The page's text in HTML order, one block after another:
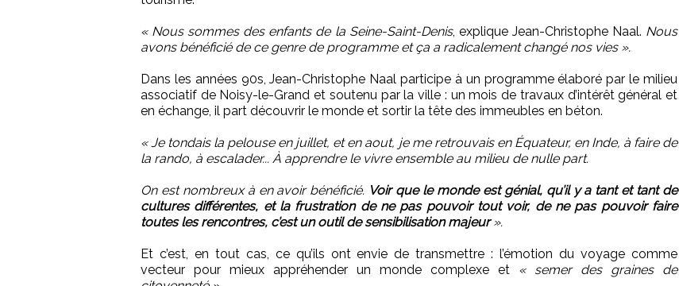
« Nous sommes des enfants de la Seine-Saint-Denis, explique Jean-Christophe Naal. Nous
avons bénéficié de ce genre de programme et ça a radicalement changé nos vies ».
Dans les années 90s, Jean-Christophe Naal participe à un programme élaboré par le milieu
associatif de Noisy-le-Grand et soutenu par la ville : un mois de travaux d’intérêt général et
en échange, il part découvrir le monde et sortir la tête des immeubles en béton.
« Je tondais la pelouse en juillet, et en aout, je me retrouvais en Équateur, en Inde, à faire de
la rando, à escalader... À apprendre le vivre ensemble au milieu de nulle part.
On est nombreux à en avoir bénéficié. Voir que le monde est génial, qu’il y a tant et tant de
cultures différentes, et la frustration de ne pas pouvoir tout voir, de ne pas pouvoir faire
toutes les rencontres, c’est un outil de sensibilisation majeur».
Et c’est, en tout cas, ce qu’ils ont envie de transmettre : l’émotion du voyage comme
vecteur pour mieux appréhender un monde complexe et « semer des graines de